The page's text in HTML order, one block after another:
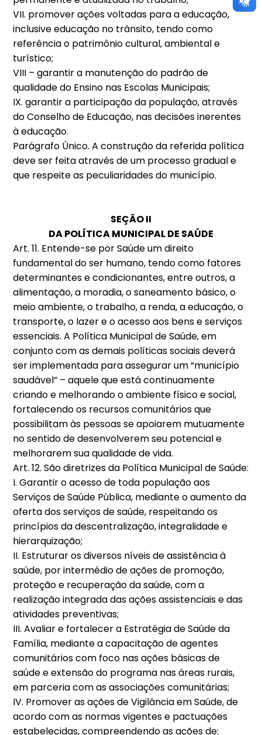
VII. promover ações voltadas para a educação,
inclusive educação no trânsito, tendo como
referência o patrimônio cultural, ambiental e
turístico;
VIII – garantir a manutenção do padrão de
qualidade do Ensino nas Escolas Municipais;
IX. garantir a participação da população, através
do Conselho de Educação, nas decisões inerentes
à educação.
Parágrafo Único. A construção da referida política
deve ser feita através de um processo gradual e
que respeite as peculiaridades do município.
SEÇÃO II
DA POLÍTICA MUNICIPAL DE SAÚDE
Art. 11. Entende-se por Saúde um direito
fundamental do ser humano, tendo como fatores
determinantes e condicionantes, entre outros, a
alimentação, a moradia, o saneamento básico, o
meio ambiente, o trabalho, a renda, a educação, o
transporte, o lazer e o acesso aos bens e serviços
essenciais. A Política Municipal de Saúde, em
conjunto com as demais políticas sociais deverá
ser implementada para assegurar um “município
saudável” – aquele que está continuamente
criando e melhorando o ambiente físico e social,
fortalecendo os recursos comunitários que
possibilitam às pessoas se apoiarem mutuamente
no sentido de desenvolverem seu potencial e
melhorarem sua qualidade de vida.
Art. 12. São diretrizes da Política Municipal de Saúde:
I. Garantir o acesso de toda população aos
Serviços de Saúde Pública, mediante o aumento da
oferta dos serviços de saúde, respeitando os
princípios da descentralização, integralidade e
hierarquização;
II. Estruturar os diversos níveis de assistência à
saúde, por intermédio de ações de promoção,
proteção e recuperação da saúde, com a
realização integrada das ações assistenciais e das
atividades preventivas;
III. Avaliar e fortalecer a Estratégia de Saúde da
Família, mediante a capacitação de agentes
comunitários com foco nas ações básicas de
saúde e extensão do programa nas áreas rurais,
em parceria com as associações comunitárias;
IV. Promover as ações de Vigilância em Saúde, de
acordo com as normas vigentes e pactuações
estabelecidas, compreendendo as ações de: